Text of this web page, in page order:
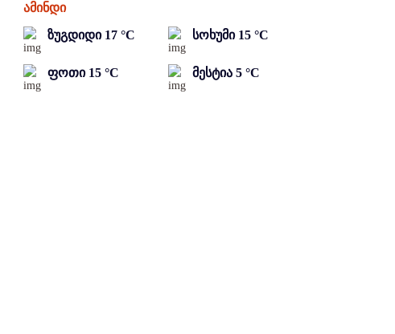
ამინდი
ზუგდიდი 17 °C სოხუმი 15 °C
ფოთი 15 °C მესტია 5 °C